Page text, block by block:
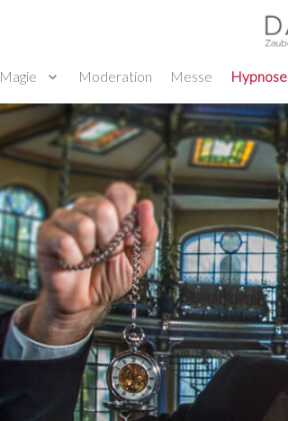
Magie Moderation Messe Hypnose